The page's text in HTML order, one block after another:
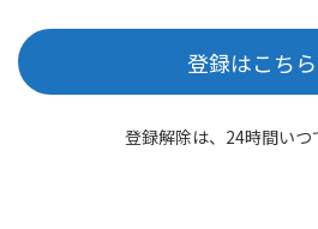
登録はこちら
登録解除は、24時間いつ